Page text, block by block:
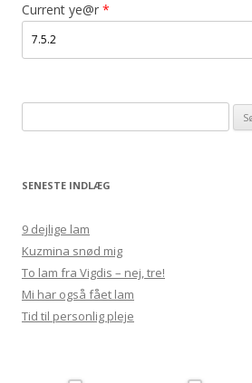
Current ye@r *
efter:
SENESTE INDLÆG
9 dejlige lam
Kuzmina snød mig
To lam fra Vigdis – nej, tre!
Mi har også fået lam
Tid til personlig pleje